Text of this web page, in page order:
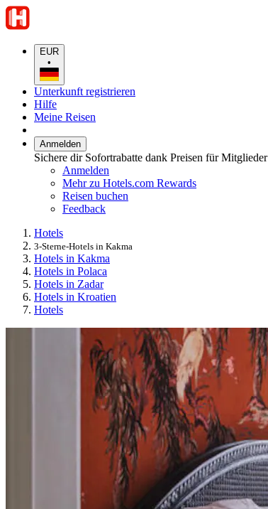
EUR
•
Unterkunft registrieren
Hilfe
Meine Reisen
Anmelden
Sichere dir Sofortrabatte dank Preisen für Mitglieder
Anmelden
Mehr zu Hotels.com Rewards
Reisen buchen
Feedback
Hotels
3-Sterne-Hotels in Kakma
Hotels in Kakma
Hotels in Polaca
Hotels in Zadar
Hotels in Kroatien
Hotels